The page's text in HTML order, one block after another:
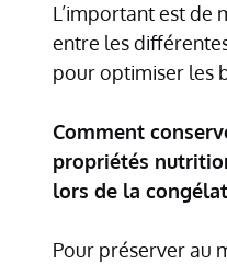
L’important est de
entre les
pour optimiser les
Comment
propriétés
lors de la
Pour préserver au